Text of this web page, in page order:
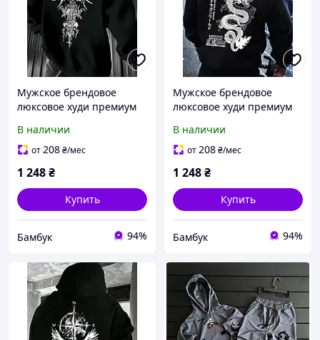
Мужское брендовое
люксовое худи премиум
толстовка с капюшоном
хлопковая
В наличии
от208₴/мес
1 248₴
Купить
Бамбук 94%
Мужское брендовое
люксовое худи премиум
толстовка с капюшоном
хлопковая
В наличии
от208₴/мес
1 248₴
Купить
Бамбук 94%